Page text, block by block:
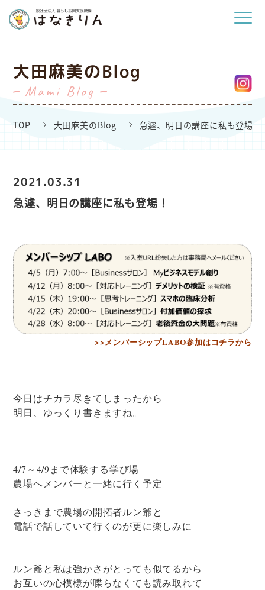
大田麻美のBlog
Mami Blog
TOP 大田麻美のBlog 急遽、明日の講座に私も登場！
2021.03.31
急遽、明日の講座に私も登場！
>>メンバーシップLABO参加はコチラから
今日はチカラ尽きてしまったから
明日、ゆっくり書きますね。
4/7～4/9まで体験する学び場
農場へメンバーと一緒に行く予定
さっきまで農場の開拓者ルン爺と
電話で話していて行くのが更に楽しみに
ルン爺と私は強かさがとっても似てるから
お互いの心模様が喋らなくても読み取れて